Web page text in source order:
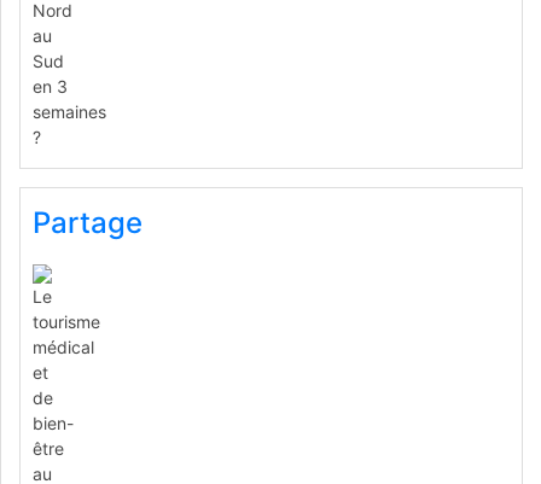
Partage